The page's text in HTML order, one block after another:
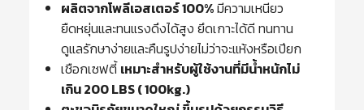
ผลิตจากโพลีเอสเตอร์ 100%มีความเหนียว
ยืดหยุ่นและทนแรงดึงได้สูง ยึดเกาะได้ดี ทนทาน
ดูแลรักษาง่ายและคืนรูปง่ายไม่ว่าจะแห้งหรือเปียก
เชือกเซฟตี้เหมาะสำหรับผู้ใช้งานที่มีน้ำหนักไม่
เกิน 200 LBS ( 100kg.)